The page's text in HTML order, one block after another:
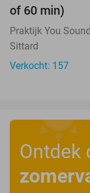
of 60 min)
Praktijk You Sound
Sittard
Verkocht: 157
Ontdek